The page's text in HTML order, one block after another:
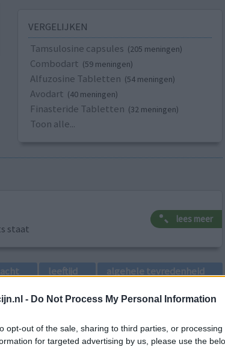
- Do Not Process My Personal Information
opt-out of the sale, sharing to third parties, or
for targeted advertising by us, please use the
VERGELIJKEN
Tamsulosine capsules (205 meningen)
Combodart (59 meningen)
Alfuzosine Tabletten (54 meningen)
Avodart (40 meningen)
Finasteride Tabletten (32 meningen)
Toon alle...
staat
lees meer
leeftijd algehele tevredenheid
1